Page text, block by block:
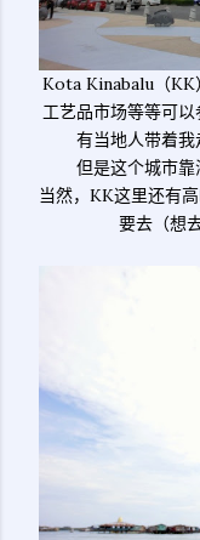
Kota Kinabalu（KK
工艺品市场等等可
有当地人带着我
但是这个城市靠
当然，KK这里还有
要去（想